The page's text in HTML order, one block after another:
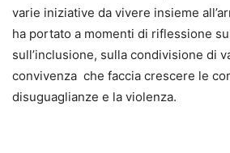
varie iniziative da vivere insieme
ha portato a momenti di riflessione
sull’inclusione, sulla condivisione di
convivenza che faccia crescere le
disuguaglianze e la violenza.